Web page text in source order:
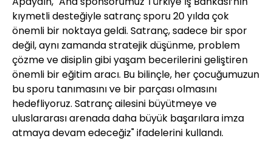
kıymetli desteğiyle satranç sporu 20 yılda çok
önemli bir noktaya geldi. Satranç, sadece bir spor
değil, aynı zamanda stratejik düşünme, problem
çözme ve disiplin gibi yaşam becerilerini geliştiren
önemli bir eğitim aracı. Bu bilinçle, her çocuğumuzun
bu sporu tanımasını ve bir parçası olmasını
hedefliyoruz. Satranç ailesini büyütmeye ve
uluslararası arenada daha büyük başarılara imza
atmaya devam edeceğiz" ifadelerini kullandı.